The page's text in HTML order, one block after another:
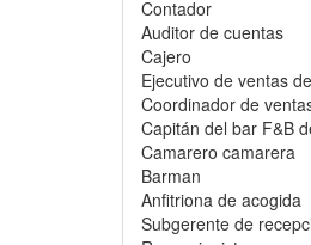
Contador
Auditor de cuentas
Cajero
Ejecutivo de ventas
Coordinador de
Capitán del bar F&B
Camarero camarera
Barman
Anfitriona de acogida
Subgerente de